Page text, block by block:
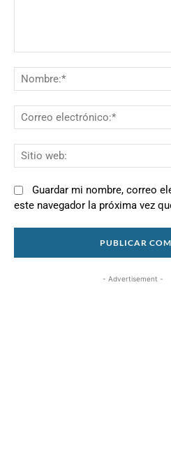
Guardar mi nombre, correo
este navegador la próxima vez
- Advertisement -